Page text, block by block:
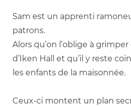
Sam est un apprenti
patrons.
Alors qu’on l’oblige à
d’Iken Hall et qu’il y reste
les enfants de la maisonnée.
Ceux-ci montent un plan